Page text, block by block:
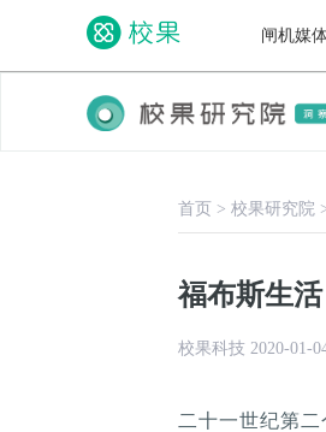
闸机媒
首页 > 校果研究院
福布斯生
校果科技 2020-01-
二十一世纪第二